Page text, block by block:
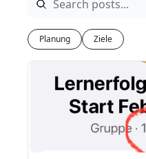
Planung Ziele